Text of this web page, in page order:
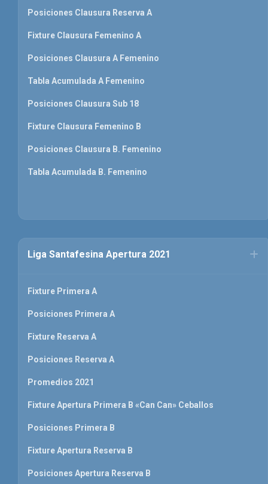
Posiciones Clausura Reserva A
Fixture Clausura Femenino A
Posiciones Clausura A Femenino
Tabla Acumulada A Femenino
Posiciones Clausura Sub 18
Fixture Clausura Femenino B
Posiciones Clausura B. Femenino
Tabla Acumulada B. Femenino
Liga Santafesina Apertura 2021
Fixture Primera A
Posiciones Primera A
Fixture Reserva A
Posiciones Reserva A
Promedios 2021
Fixture Apertura Primera B «Can Can» Ceballos
Posiciones Primera B
Fixture Apertura Reserva B
Posiciones Apertura Reserva B